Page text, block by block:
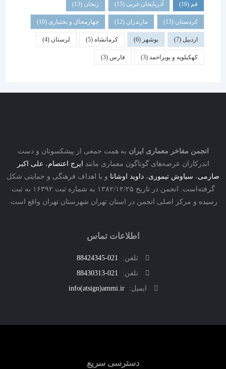
آذربایجان غربی(15) زنجان
کردستان(13) مازندران(12) چهارمحال و بختیاری (10)
بوشهر کرمانشاه(5) لرستان (4)
کهکیلویه و بویراحمد(3) فارس
مفاخر معماری ایرانبه همت جمعی از پیشکسوتان و دست
عرصه‌های گوناگون معماری مانندایرج اعتصام،علی اکبر
،سیاوش تیموری،داوید اوشاناو با اهداف فرهنگی و حمایتی شکل
گرفته‌است. انجمن در تاریخ ۱۳۸۲/۱۲/۲۵ به شماره ثبت ۱۶۳۹۲ به ثبت
و مرکز اصلی انجمن در استان تهران شهرستان تهران واقع است.
اطلاعات تماس
تلفن:
021-88424345
تلفن:
021-88430313
ایمیل:
info(atsign)ammi.ir
دسترسی سریع